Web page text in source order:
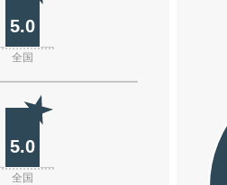
5.0
全国
5.0
全国